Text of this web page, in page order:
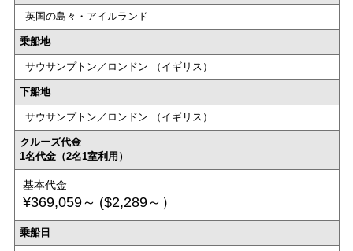
英国の島々・アイルランド
乗船地
サウサンプトン／ロンドン （イギリス）
下船地
サウサンプトン／ロンドン （イギリス）
クルーズ代金
1名代金（2名1室利用）
基本代金
¥369,059～ ($2,289～）
乗船日